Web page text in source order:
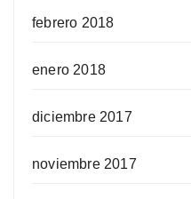
febrero 2018
enero 2018
diciembre 2017
noviembre 2017